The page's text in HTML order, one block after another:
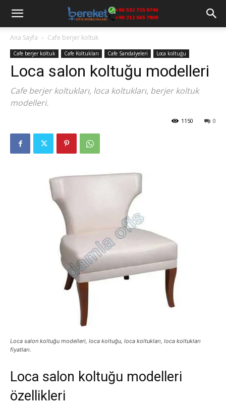
Ana Sayfa Cafe berjer koltuk
Cafe berjer koltuk Cafe Koltukları Cafe Sandalyeleri Loca koltuğu
Loca salon koltuğu modelleri
Cafe berjer koltukları, loca koltukları, berjer koltuk
modelleri.
0
1150
Loca salon koltuğu modelleri, loca koltuğu, loca koltukları, loca koltukları
fiyatları.
Loca salon koltuğu modelleri
özellikleri